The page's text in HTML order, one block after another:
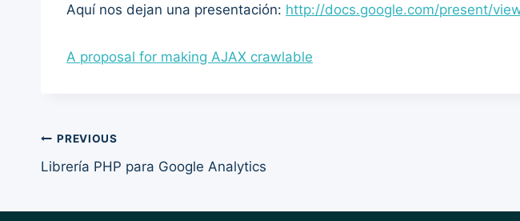
Aquí nos dejan una presentación: http://docs.google.com/present/
A proposal for making AJAX crawlable
Post
navigation
PREVIOUS
Librería PHP para Google Analytics